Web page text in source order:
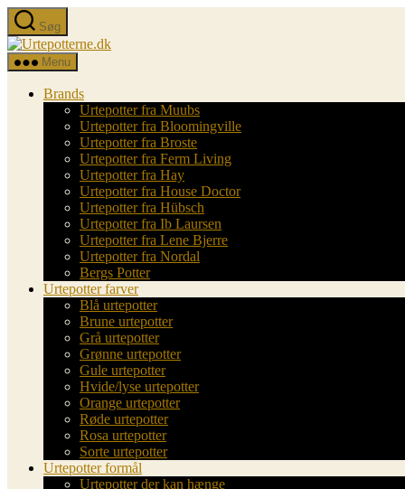
Spring
til
indholdet
Søg
Urtepotterne.dk
Menu
Brands
Urtepotter fra Muubs
Urtepotter fra Bloomingville
Urtepotter fra Broste
Urtepotter fra Ferm Living
Urtepotter fra Hay
Urtepotter fra House Doctor
Urtepotter fra Hübsch
Urtepotter fra Ib Laursen
Urtepotter fra Lene Bjerre
Urtepotter fra Nordal
Bergs Potter
Urtepotter farver
Blå urtepotter
Brune urtepotter
Grå urtepotter
Grønne urtepotter
Gule urtepotter
Hvide/lyse urtepotter
Orange urtepotter
Røde urtepotter
Rosa urtepotter
Sorte urtepotter
Urtepotter formål
Urtepotter der kan hænge